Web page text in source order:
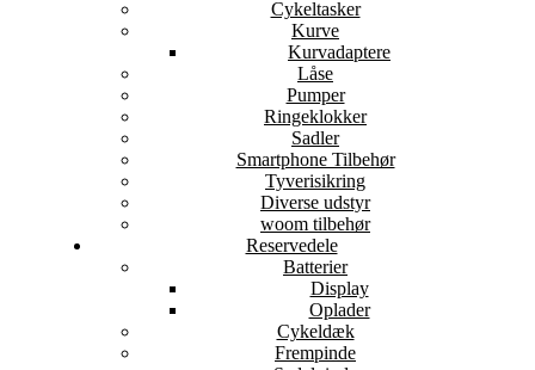
Cykeltasker
Kurve
Kurvadaptere
Låse
Pumper
Ringeklokker
Sadler
Smartphone Tilbehør
Tyverisikring
Diverse udstyr
woom tilbehør
Reservedele
Batterier
Display
Oplader
Cykeldæk
Frempinde